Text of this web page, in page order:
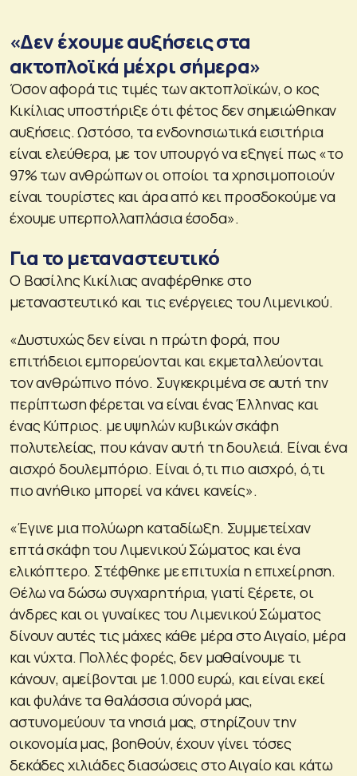
«Δεν έχουμε αυξήσεις στα
ακτοπλοϊκά μέχρι σήμερα»
Όσον αφορά τις τιμές των ακτοπλοϊκών, ο κος
Κικίλιας υποστήριξε ότι φέτος δεν σημειώθηκαν
αυξήσεις. Ωστόσο, τα ενδονησιωτικά εισιτήρια
είναι ελεύθερα, με τον υπουργό να εξηγεί πως «το
97% των ανθρώπων οι οποίοι τα χρησιμοποιούν
είναι τουρίστες και άρα από κει προσδοκούμε να
έχουμε υπερπολλαπλάσια έσοδα».
Για το μεταναστευτικό
Ο Βασίλης Κικίλιας αναφέρθηκε στο
μεταναστευτικό και τις ενέργειες του Λιμενικού.
«Δυστυχώς δεν είναι η πρώτη φορά, που
επιτήδειοι εμπορεύονται και εκμεταλλεύονται
τον ανθρώπινο πόνο. Συγκεκριμένα σε αυτή την
περίπτωση φέρεται να είναι ένας Έλληνας και
ένας Κύπριος. με υψηλών κυβικών σκάφη
πολυτελείας, που κάναν αυτή τη δουλειά. Είναι ένα
αισχρό δουλεμπόριο. Είναι ό,τι πιο αισχρό, ό,τι
πιο ανήθικο μπορεί να κάνει κανείς».
«Έγινε μια πολύωρη καταδίωξη. Συμμετείχαν
επτά σκάφη του Λιμενικού Σώματος και ένα
ελικόπτερο. Στέφθηκε με επιτυχία η επιχείρηση.
Θέλω να δώσω συγχαρητήρια, γιατί ξέρετε, οι
άνδρες και οι γυναίκες του Λιμενικού Σώματος
δίνουν αυτές τις μάχες κάθε μέρα στο Αιγαίο, μέρα
και νύχτα. Πολλές φορές, δεν μαθαίνουμε τι
κάνουν, αμείβονται με 1.000 ευρώ, και είναι εκεί
και φυλάνε τα θαλάσσια σύνορά μας,
αστυνομεύουν τα νησιά μας, στηρίζουν την
οικονομία μας, βοηθούν, έχουν γίνει τόσες
δεκάδες χιλιάδες διασώσεις στο Αιγαίο και κάτω